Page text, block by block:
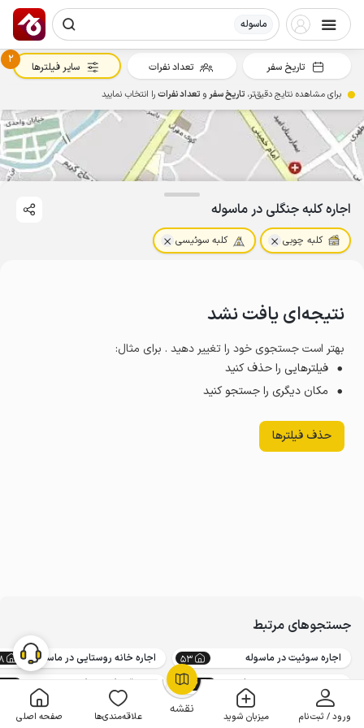
ماسوله
نقشه ورود / ثبت‌نام میزبان شوید علاقه‌مندی‌ها صفحه اصلی
OpenStreetMap
اجاره کلبه جنگلی در ماسوله
کلبه چوبی کلبه سوئیسی
نتیجه‌ای یافت نشد
بهتر است جستجوی خود را تغییر دهید . برای مثال:
فیلترهایی را حذف کنید
مکان دیگری را جستجو کنید
حذف فیلترها
جستجوهای مرتبط
اجاره سوئیت در ماسوله 53 اجاره خانه روستایی در ماسوله
اجاره خانه روستایی در فومن
842
تاریخ سفر تعداد نفرات
2
سایر فیلترها
برای مشاهده نتایج دقیق‌تر، تاریخ سفرو تعداد نفراترا انتخاب نمایید